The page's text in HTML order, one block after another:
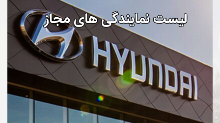
لیست نمایندگی های مجاز